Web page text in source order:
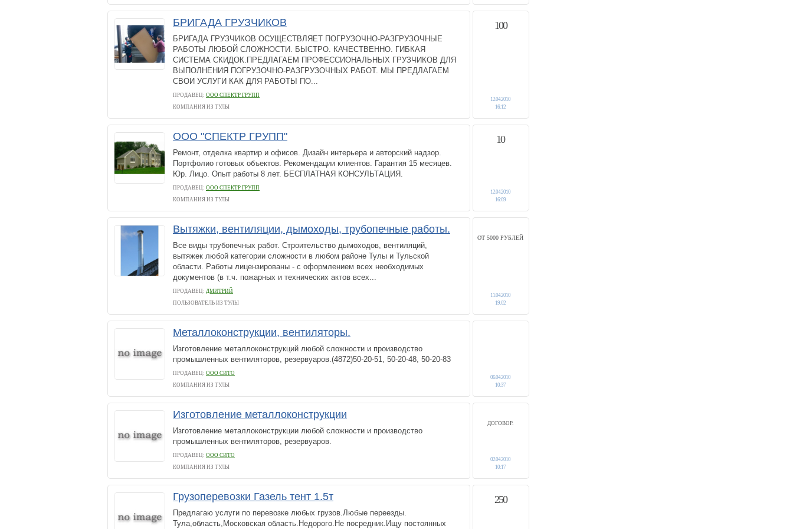
БРИГАДА ГРУЗЧИКОВ
БРИГАДА ГРУЗЧИКОВ ОСУЩЕСТВЛЯЕТ ПОГРУЗОЧНО-РАЗГРУЗОЧНЫЕ
РАБОТЫ ЛЮБОЙ СЛОЖНОСТИ. БЫСТРО. КАЧЕСТВЕННО. ГИБКАЯ
СИСТЕМА СКИДОК.ПРЕДЛАГАЕМ ПРОФЕССИОНАЛЬНЫХ ГРУЗЧИКОВ ДЛЯ
ВЫПОЛНЕНИЯ ПОГРУЗОЧНО-РАЗГРУЗОЧНЫХ РАБОТ. МЫ ПРЕДЛАГАЕМ
СВОИ УСЛУГИ КАК ДЛЯ РАБОТЫ ПО...
ПРОДАВЕЦ: ООО СПЕКТР ГРУПП
КОМПАНИЯ ИЗ ТУЛЫ
100
12.04.2010
16:12
ООО "СПЕКТР ГРУПП"
Ремонт, отделка квартир и офисов. Дизайн интерьера и авторский надзор.
Портфолио готовых объектов. Рекомендации клиентов. Гарантия 15 месяцев.
Юр. Лицо. Опыт работы 8 лет. БЕСПЛАТНАЯ КОНСУЛЬТАЦИЯ.
ПРОДАВЕЦ: ООО СПЕКТР ГРУПП
КОМПАНИЯ ИЗ ТУЛЫ
10
12.04.2010
16:09
Вытяжки, вентиляции, дымоходы, трубопечные работы.
Все виды трубопечных работ. Строительство дымоходов, вентиляций,
вытяжек любой категории сложности в любом районе Тулы и Тульской
области. Работы лицензированы - с оформлением всех необходимых
документов (в т.ч. пожарных и технических актов всех...
ПРОДАВЕЦ: ДМИТРИЙ
ПОЛЬЗОВАТЕЛЬ ИЗ ТУЛЫ
ОТ 5000 РУБЛЕЙ
11.04.2010
19:02
Металлоконструкции, вентиляторы.
Изготовление металлоконструкций любой сложности и производство
промышленных вентиляторов, резервуаров.(4872)50-20-51, 50-20-48, 50-20-83
ПРОДАВЕЦ: ООО CИТО
КОМПАНИЯ ИЗ ТУЛЫ
06.04.2010
10:37
Изготовление металлоконструкции
Изготовление металлоконструкции любой сложности и производство
промышленных вентиляторов, резервуаров.
ПРОДАВЕЦ: ООО CИТО
КОМПАНИЯ ИЗ ТУЛЫ
ДОГОВОР.
02.04.2010
10:17
Грузоперевозки Газель тент 1.5т
Предлагаю услуги по перевозке любых грузов.Любые переезды.
Тула,область,Московская область.Недорого.Не посредник.Ищу постоянных
250